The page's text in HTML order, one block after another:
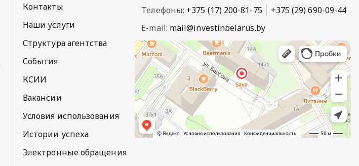
Контакты
Наши услуги
Структура агентства
События
КСИИ
Вакансии
Условия использования
Истории успеха
Электронные обращения
Телефоны: +375 (17) 200-81-75
+375 (29) 690-09-44
E-mail: mail@investinbelarus.by